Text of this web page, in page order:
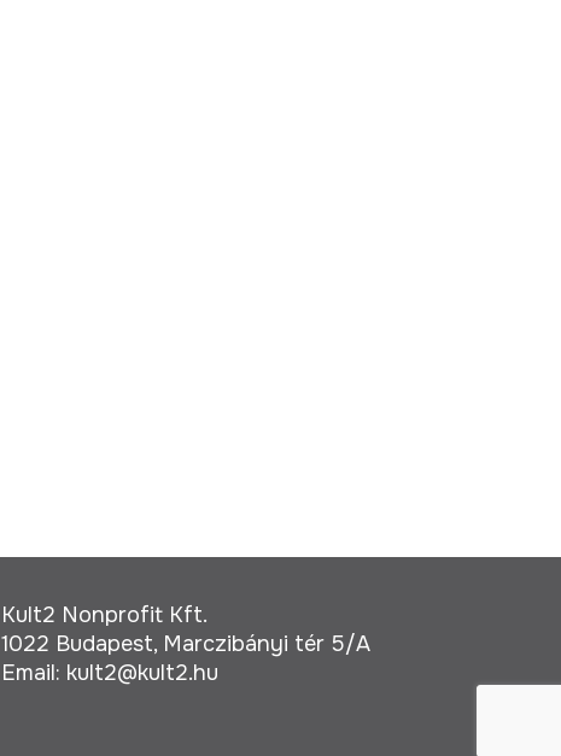
Kult2 Nonprofit Kft.
1022 Budapest, Marczibányi tér 5/A
Email: kult2@kult2.hu